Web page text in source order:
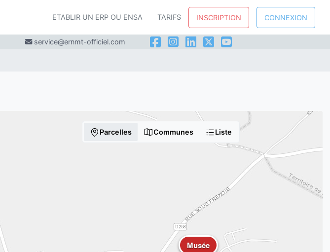
ETABLIR UN ERP OU ENSA TARIFS INSCRIPTION CONNEXION
service@ernmt-officiel.com
Parcelles Communes Liste
Musée